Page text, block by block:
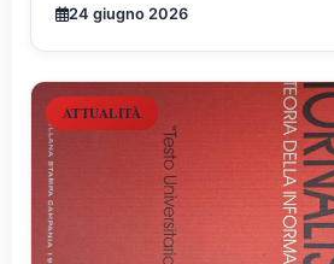
24 giugno 2026
ATTUALITÀ